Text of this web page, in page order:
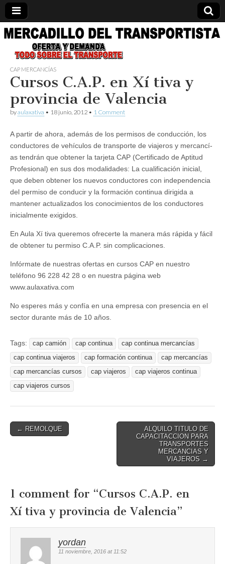
Información
relacionada
con el
transporte.
Formación,
cursos,
compra
venta y
otros
CAP MERCANCÍ­AS
Cursos C.A.P. en Xí tiva y
provincia de Valencia
byaulaxativa • 18 junio, 2012 • 1 Comment
A partir de ahora, además de los permisos de conducción, los
conductores de vehí­culos de transporte de viajeros y mercancí­
as tendrán que obtener la tarjeta CAP (Certificado de Aptitud
Profesional) en sus dos modalidades: La cualificación inicial,
que deben obtener los nuevos conductores con independencia
del permiso de conducir y la formación continua dirigida a
mantener actualizados los conocimientos de los conductores
inicialmente exigidos.
En Aula Xí tiva queremos ofrecerte la manera más rápida y fácil
de obtener tu permiso C.A.P. sin complicaciones.
Infórmate de nuestras ofertas en cursos CAP en nuestro
teléfono 96 228 42 28 o en nuestra página web
www.aulaxativa.com
No esperes más y confí­a en una empresa con presencia en el
sector durante más de 10 años.
Tags: cap camión cap continua
cap continua mercancí­as
cap continua viajeros
cap formación continua
cap mercancí­as
cap mercancí­as cursos
cap viajeros
cap viajeros continua
cap viajeros cursos
Post navigation
← REMOLQUE
ALQUILO TITULO DE
CAPACITACCION PARA
TRANSPORTES
MERCANCIAS Y
VIAJEROS →
1 comment for “Cursos C.A.P. en
Xí tiva y provincia de Valencia”
yordan
11 noviembre, 2016 at 11:52